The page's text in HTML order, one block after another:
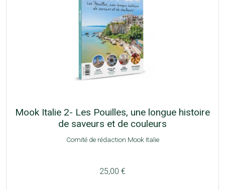
Mook Italie 2- Les Pouilles, une longue histoire
de saveurs et de couleurs
Comité de rédaction Mook Italie
25,00 €